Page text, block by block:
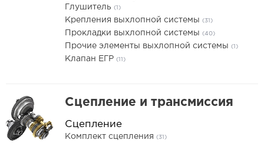
Глушитель (1)
Крепления выхлопной системы (31)
Прокладки выхлопной системы (40)
Прочие элементы выхлопной системы (1)
Клапан ЕГР (11)
Сцепление и трансмиссия
Сцепление
Комплект сцепления (31)